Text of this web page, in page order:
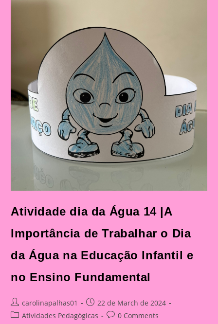
Atividade dia da Água 14 |A
Importância de Trabalhar o Dia
da Água na Educação Infantil e
no Ensino Fundamental
Post
author:
carolinapalhas01
Post
published:
22 de March de 2024
PostAtividades Pedagógicas
Post0 Comments